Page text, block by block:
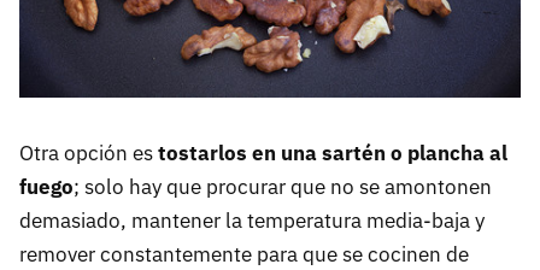
Otra opción estostarlos en una sartén o plancha al
fuego; solo hay que procurar que no se amontonen
demasiado, mantener la temperatura media-baja y
remover constantemente para que se cocinen de